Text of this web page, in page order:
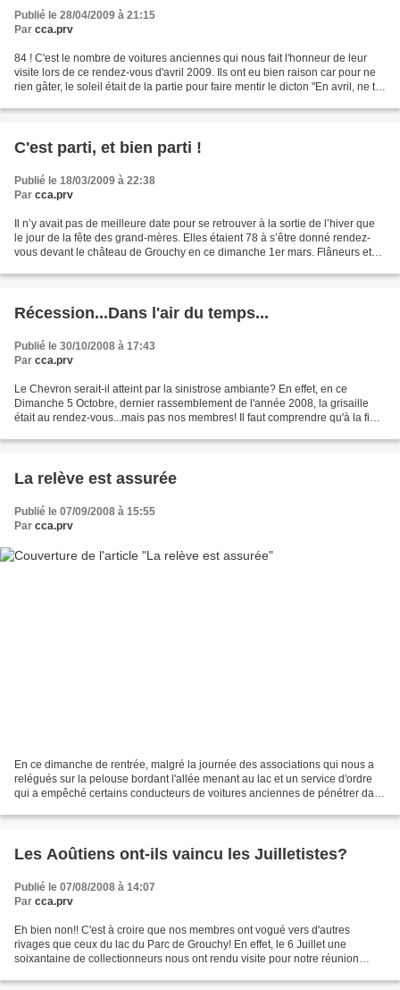
Publié le 28/04/2009 à 21:15
Par cca.prv
84 ! C'est le nombre de voitures anciennes qui nous fait l'honneur de leur
visite lors de ce rendez-vous d'avril 2009. Ils ont eu bien raison car pour ne
rien gâter, le soleil était de la partie pour faire mentir le dicton "En avril, ne te
C'est parti, et bien parti !
Publié le 18/03/2009 à 22:38
Par cca.prv
Il n’y avait pas de meilleure date pour se retrouver à la sortie de l’hiver que
le jour de la fête des grand-mères. Elles étaient 78 à s’être donné rendez-
vous devant le château de Grouchy en ce dimanche 1er mars. Flâneurs et
Récession...Dans l'air du temps...
Publié le 30/10/2008 à 17:43
Par cca.prv
Le Chevron serait-il atteint par la sinistrose ambiante? En effet, en ce
Dimanche 5 Octobre, dernier rassemblement de l'année 2008, la grisaille
était au rendez-vous...mais pas nos membres! Il faut comprendre qu'à la fin
La relève est assurée
Publié le 07/09/2008 à 15:55
Par cca.prv
En ce dimanche de rentrée, malgré la journée des associations qui nous a
relégués sur la pelouse bordant l'allée menant au lac et un service d'ordre
qui a empêché certains conducteurs de voitures anciennes de pénétrer dans
Les Aoûtiens ont-ils vaincu les Juilletistes?
Publié le 07/08/2008 à 14:07
Par cca.prv
Eh bien non!! C'est à croire que nos membres ont vogué vers d'autres
rivages que ceux du lac du Parc de Grouchy! En effet, le 6 Juillet une
soixantaine de collectionneurs nous ont rendu visite pour notre réunion